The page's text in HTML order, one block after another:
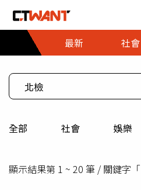
最新
社會
全部 社會 娛樂
顯示結果第 1 ~ 20 筆 / 關鍵字「